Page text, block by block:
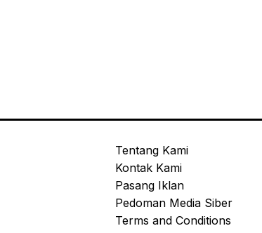
Tentang Kami
Kontak Kami
Pasang Iklan
Pedoman Media Siber
Terms and Conditions